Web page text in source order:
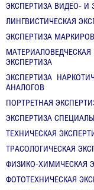
ЭКСПЕРТИЗА ВИДЕО- И
ЛИНГВИСТИЧЕСКАЯ
ЭКСПЕРТИЗА
ЭКСПЕРТИЗА
ЭКСПЕРТИЗА
АНАЛОГОВ
ПОРТРЕТНАЯ
ЭКСПЕРТИЗА
ТЕХНИЧЕСКАЯ
ТРАСОЛОГИЧЕСКАЯ
ФИЗИКО-ХИМИЧЕСКАЯ
ФОТОТЕХНИЧЕСКАЯ